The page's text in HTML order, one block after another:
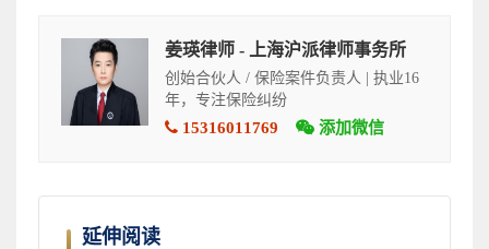
姜瑛律师 - 上海沪派律师事务所
创始合伙人 / 保险案件负责人 | 执业16
年，专注保险纠纷
15316011769 添加微信
延伸阅读